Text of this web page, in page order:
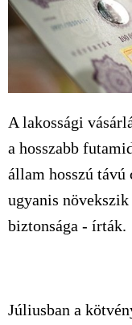
A lakossági
a hosszabb
állam hosszú
ugyanis növekszik
biztonsága - írták.
Júliusban a